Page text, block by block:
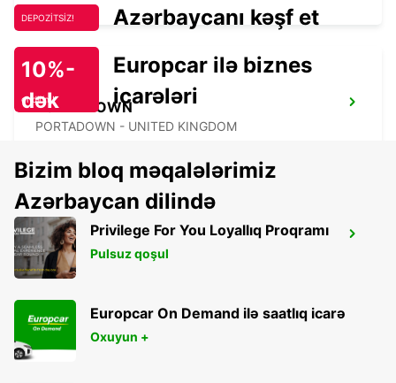
PORTADOWN
PORTADOWN - UNITED KINGDOM
NEWCASTLE AIRPORT
NEWCASTLE UPON TYNE - UNITED KINGDOM
DEPOZİTSİZ! Azərbaycanı kəşf et
10%-
dək
endirim!
Europcar ilə biznes
icarələri
Bizim bloq məqalələrimiz
Azərbaycan dilində
Privilege For You Loyallıq Proqramı
Pulsuz qoşul
Europcar On Demand ilə saatlıq icarə
Oxuyun +